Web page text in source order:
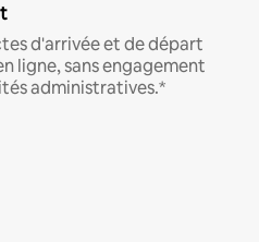
d'arrivée et de départ
ligne, sans engagement
administratives.*